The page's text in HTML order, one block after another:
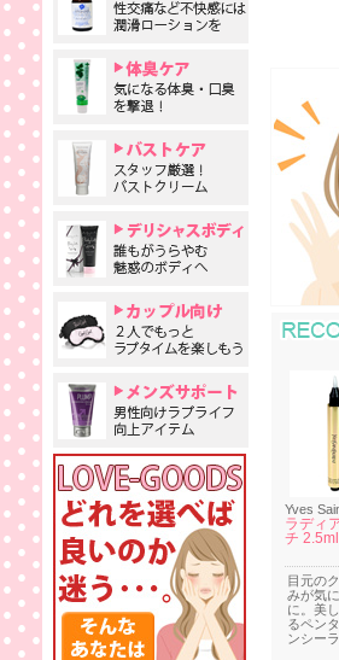
Yves
ラディ
チ
目元の
みが気
に。美
るペン
ンシー